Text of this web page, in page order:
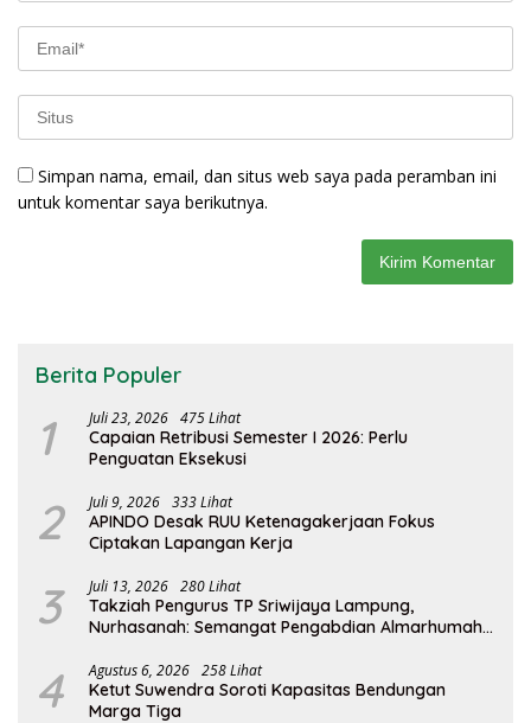
Simpan nama, email, dan situs web saya pada peramban ini
untuk komentar saya berikutnya.
Berita Populer
1 Juli 23, 2026 475 Lihat
Capaian Retribusi Semester I 2026: Perlu
Penguatan Eksekusi
2 Juli 9, 2026 333 Lihat
APINDO Desak RUU Ketenagakerjaan Fokus
Ciptakan Lapangan Kerja
3 Juli 13, 2026 280 Lihat
Takziah Pengurus TP Sriwijaya Lampung,
Nurhasanah: Semangat Pengabdian Almarhumah
4 Agustus 6, 2026 258 Lihat
Ketut Suwendra Soroti Kapasitas Bendungan
Marga Tiga